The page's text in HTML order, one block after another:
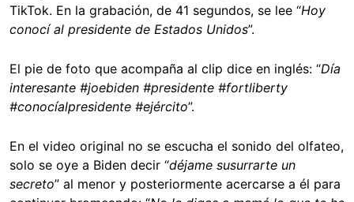
TikTok. En la grabación, de 41 segundos, se lee “Hoy
conocí al presidente de Estados Unidos”.
El pie de foto que acompaña al clip dice en inglés: “Día
interesante #joebiden #presidente #fortliberty
#conocíalpresidente #ejército”.
En el video original no se escucha el sonido del olfateo,
solo se oye a Biden decir “déjame susurrarte un
secreto” al menor y posteriormente acercarse a él para